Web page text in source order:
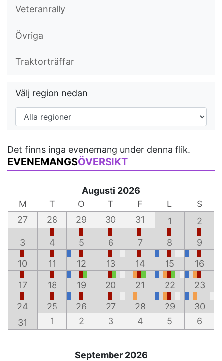
Veteranrally
Övriga
Traktorträffar
Välj region nedan
Det finns inga evenemang under denna flik.
EVENEMANGSÖVERSIKT
Augusti 2026
M
T O T F L
S
27
28 29 30 31 1 2
3 4 5 6 7 8 9
10 11 12 13 14 15 16
17 18 19 20 21 22 23
24 25 26 27 28 29
30
31
1 2 3 4 5 6
September 2026